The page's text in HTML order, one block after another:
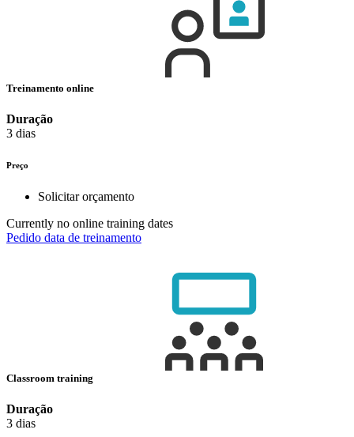
Treinamento online
Duração
3 dias
Preço
Solicitar orçamento
Currently no online training dates
Pedido data de treinamento
Classroom training
Duração
3 dias